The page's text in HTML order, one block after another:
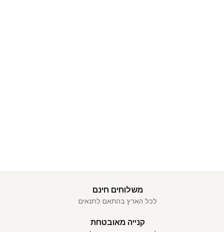
משלוחים חינם
לכל הארץ בהתאם לתנאים
קנייה מאובטחת